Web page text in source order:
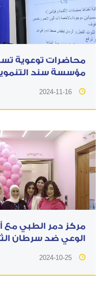
محاضرات توعوية
مؤسسة سند
2024-11-16
مركز دمر الطبي مع
الوعي ضد سرطان
2024-10-25